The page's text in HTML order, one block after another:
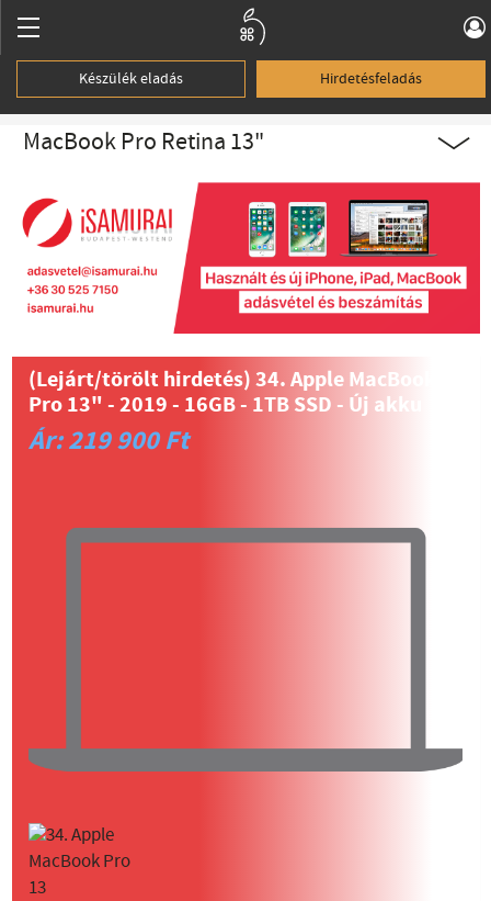
Készülék eladás Hirdetésfeladás
MacBook Pro Retina 13"
(Lejárt/törölt hirdetés)34. Apple MacBook
Pro 13" - 2019 - 16GB - 1TB SSD - Új akku
Ár: 219 900 Ft